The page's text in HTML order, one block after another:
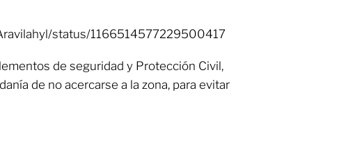
status/1166514577229500417
de seguridad y Protección Civil,
de no acercarse a la zona, para evitar